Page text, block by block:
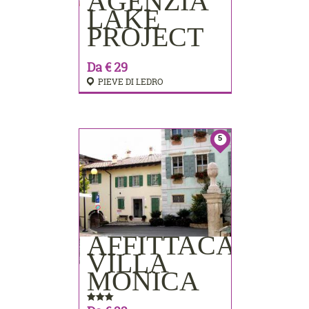
LAKE
PROJECT
Da € 29
PIEVE DI LEDRO
5
VILLA
MONICA
PRENOTA